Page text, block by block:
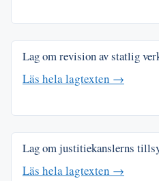
Lag om revision av statlig
Läs hela lagtexten →
Lag om justitiekanslerns
Läs hela lagtexten →